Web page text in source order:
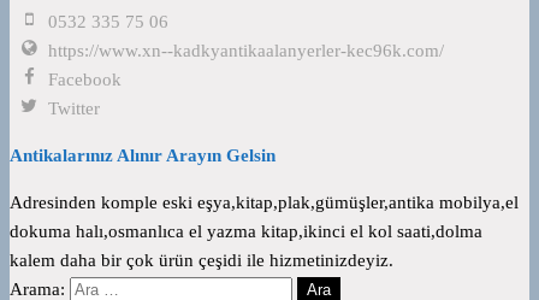
0532 335 75 06
https://www.xn--kadkyantikaalanyerler-kec96k.com/
Facebook
Twitter
Antikalarınız Alınır Arayın Gelsin
Adresinden komple eski eşya,kitap,plak,gümüşler,antika mobilya,el
dokuma halı,osmanlıca el yazma kitap,ikinci el kol saati,dolma
kalem daha bir çok ürün çeşidi ile hizmetinizdeyiz.
Arama: